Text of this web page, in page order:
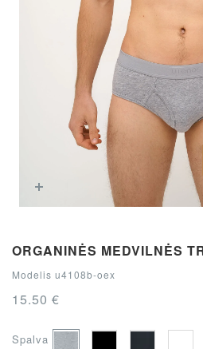
ORGANINĖS MEDVILNĖS
Modelis u4108b-oex
15.50 €
Spalva